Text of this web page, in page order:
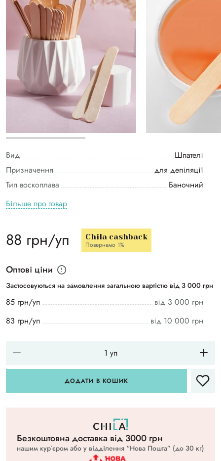
Вид
Шпателі
Призначення
для депіляції
Тип воскоплава
Баночний
Більше про товар
88 грн/уп Chila cashback
Повернемо 1%
Оптові ціни
Застосовуються на замовлення загальною вартістю від 3 000 грн
85 грн/уп
від 3 000 грн
83 грн/уп
від 10 000 грн
ДОДАТИ В КОШИК
Безкоштовна доставка вiд 3000 грн
нашим курʼєром або у відділення “Нова Пошта” (до 30 кг)